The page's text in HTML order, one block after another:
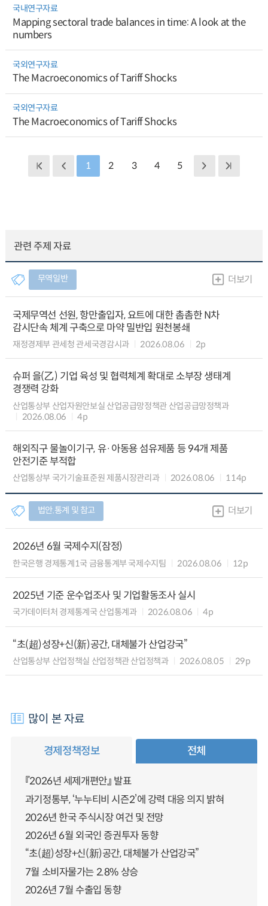
국내연구자료
Mapping sectoral trade balances in time: A look at the
numbers
국외연구자료
The Macroeconomics of Tariff Shocks
국외연구자료
The Macroeconomics of Tariff Shocks
1 2 3 4 5
관련 주제 자료
무역일반 더보기
국제무역선 선원, 항만출입자, 요트에 대한 촘촘한 N차
감시단속 체계 구축으로 마약 밀반입 원천봉쇄
재정경제부 관세청 관세국경감시과 2026.08.06 2p
슈퍼 을(乙) 기업 육성 및 협력체계 확대로 소부장 생태계
경쟁력 강화
산업통상부 산업자원안보실 산업공급망정책관 산업공급망정책과
2026.08.06
4p
해외직구 물놀이기구, 유·아동용 섬유제품 등 94개 제품
안전기준 부적합
산업통상부 국가기술표준원 제품시장관리과 2026.08.06 114p
법안.통계 및 참고 더보기
2026년 6월 국제수지(잠정)
한국은행 경제통계1국 금융통계부 국제수지팀 2026.08.06 12p
2025년 기준 운수업조사 및 기업활동조사 실시
국가데이터처 경제통계국 산업통계과 2026.08.06 4p
“초(超)성장+신(新)공간, 대체불가 산업강국”
산업통상부 산업정책실 산업정책관 산업정책과 2026.08.05 29p
많이 본 자료
경제정책정보 전체
『2026년 세제개편안』 발표
과기정통부, ‘누누티비 시즌2’에 강력 대응 의지 밝혀
2026년 한국 주식시장 여건 및 전망
2026년 6월 외국인 증권투자 동향
“초(超)성장+신(新)공간, 대체불가 산업강국”
7월 소비자물가는 2.8% 상승
2026년 7월 수출입 동향